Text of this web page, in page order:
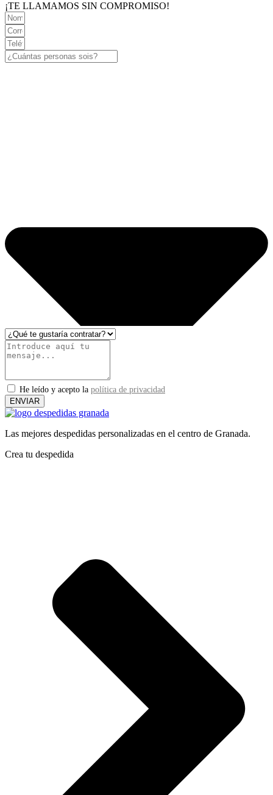
¡TE LLAMAMOS SIN COMPROMISO!
He leído y acepto la política de privacidad
ENVIAR
Las mejores despedidas personalizadas en el centro de Granada.
Crea tu despedida